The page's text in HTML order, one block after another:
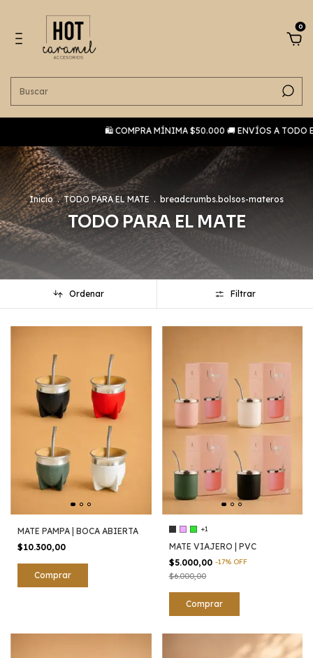
0
🛍️ COMPRA MÍNIMA $50.000 🚚 ENVÍOS A TODO EL PAÍS 🤝
Inicio . TODO PARA EL MATE . breadcrumbs.bolsos-materos
TODO PARA EL MATE
Ordenar Filtrar
MATE PAMPA | BOCA ABIERTA
$10.300,00
+1
MATE VIAJERO | PVC
$5.000,00 -17% OFF
$6.000,00
Comprar